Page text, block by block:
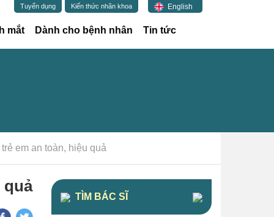
mắt Dành cho bệnh nhân Tin tức
Tuyển dụng Kiến thức nhãn khoa English
em an toàn, hiệu quả
quả
TÌM BÁC SĨ